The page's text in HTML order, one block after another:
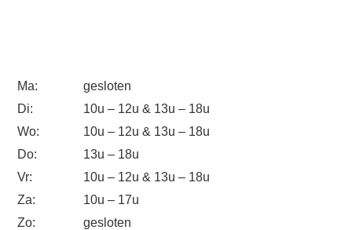
Ma:
gesloten
Di:
10u – 12u & 13u – 18u
Wo:
10u – 12u & 13u – 18u
Do:
13u – 18u
Vr:
10u – 12u & 13u – 18u
Za:
10u – 17u
Zo:
gesloten